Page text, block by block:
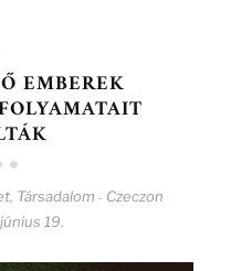
EMBEREK
, Társadalom - Czeczon
19.